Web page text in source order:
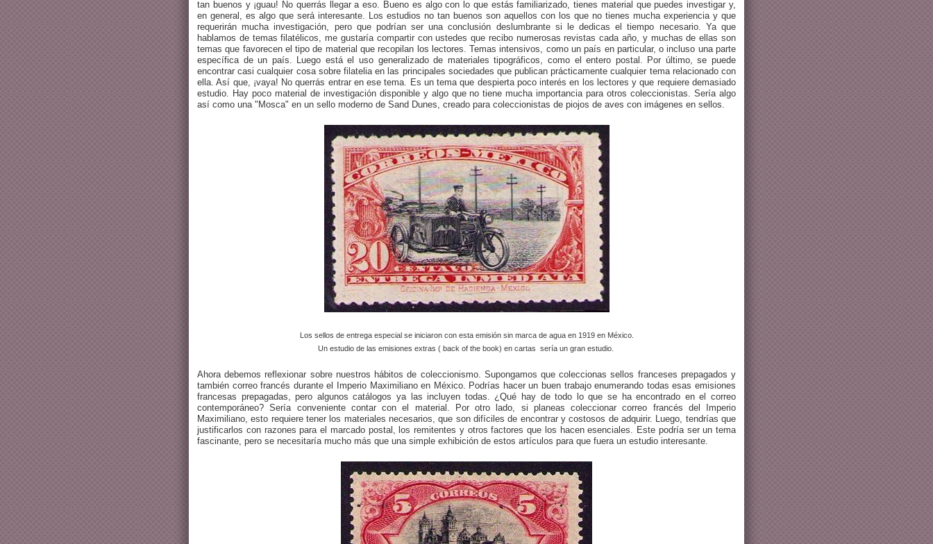
tan buenos y ¡guau! No querrás llegar a eso. Bueno es algo con lo que estás familiarizado, tienes material que puedes investigar y,
en general, es algo que será interesante. Los estudios no tan buenos son aquellos con los que no tienes mucha experiencia y que
requerirán mucha investigación, pero que podrían ser una conclusión deslumbrante si le dedicas el tiempo necesario. Ya que
hablamos de temas filatélicos, me gustaría compartir con ustedes que recibo numerosas revistas cada año, y muchas de ellas son
temas que favorecen el tipo de material que recopilan los lectores. Temas intensivos, como un país en particular, o incluso una parte
específica de un país. Luego está el uso generalizado de materiales tipográficos, como el entero postal. Por último, se puede
encontrar casi cualquier cosa sobre filatelia en las principales sociedades que publican prácticamente cualquier tema relacionado con
ella. Así que, ¡vaya! No querrás entrar en ese tema. Es un tema que despierta poco interés en los lectores y que requiere demasiado
estudio. Hay poco material de investigación disponible y algo que no tiene mucha importancia para otros coleccionistas. Sería algo
así como una "Mosca" en un sello moderno de Sand Dunes, creado para coleccionistas de piojos de aves con imágenes en sellos.
Los sellos de entrega especial se iniciaron con esta emisión sin marca de agua en 1919 en México.
Un estudio de las emisiones extras ( back of the book) en cartas sería un gran estudio.
Ahora debemos reflexionar sobre nuestros hábitos de coleccionismo. Supongamos que coleccionas sellos franceses prepagados y
también correo francés durante el Imperio Maximiliano en México. Podrías hacer un buen trabajo enumerando todas esas emisiones
francesas prepagadas, pero algunos catálogos ya las incluyen todas. ¿Qué hay de todo lo que se ha encontrado en el correo
contemporáneo? Sería conveniente contar con el material. Por otro lado, si planeas coleccionar correo francés del Imperio
Maximiliano, esto requiere tener los materiales necesarios, que son difíciles de encontrar y costosos de adquirir. Luego, tendrías que
justificarlos con razones para el marcado postal, los remitentes y otros factores que los hacen esenciales. Este podría ser un tema
fascinante, pero se necesitaría mucho más que una simple exhibición de estos artículos para que fuera un estudio interesante.